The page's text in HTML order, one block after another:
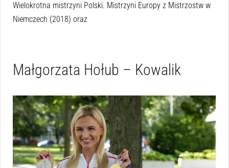
Wielokrotna mistrzyni Polski. Mistrzyni Europy z Mistrzostw w
Niemczech (2018) oraz
Małgorzata Hołub – Kowalik